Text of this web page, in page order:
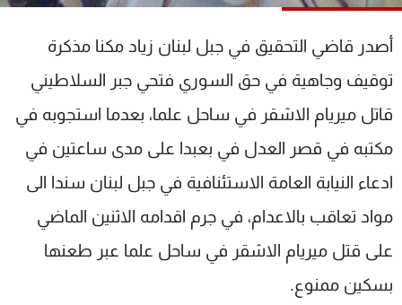
أصدر قاضي التحقيق في جبل لبنان زياد مكنا مذكرة
توقيف وجاهية في حق السوري فتحي جبر السلاطيني
قاتل ميريام الاشقر في ساحل علما، بعدما استجوبه في
مكتبه في قصر العدل في بعبدا على مدى ساعتين في
ادعاء النيابة العامة الاستئنافية في جبل لبنان سندا الى
مواد تعاقب بالاعدام، في جرم اقدامه الاثنين الماضي
على قتل ميريام الاشقر في ساحل علما عبر طعنها
بسكين ممنوع.
الترددات
الإنـتـاج
لاعلاناتكم
تواصل معنا
شروط الإسـتخدام
سياسة الخصوصية